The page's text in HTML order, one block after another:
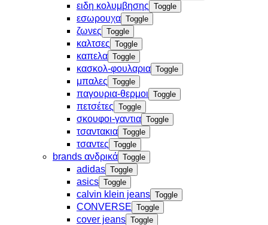
ειδη κολυμβησης Toggle
εσωρουχα Toggle
ζωνες Toggle
καλτσες Toggle
καπελα Toggle
κασκολ-φουλαρια Toggle
μπαλες Toggle
παγουρια-θερμοι Toggle
πετσέτες Toggle
σκουφοι-γαντια Toggle
τσαντακια Toggle
τσαντες Toggle
brands ανδρικά Toggle
adidas Toggle
asics Toggle
calvin klein jeans Toggle
CONVERSE Toggle
cover jeans Toggle